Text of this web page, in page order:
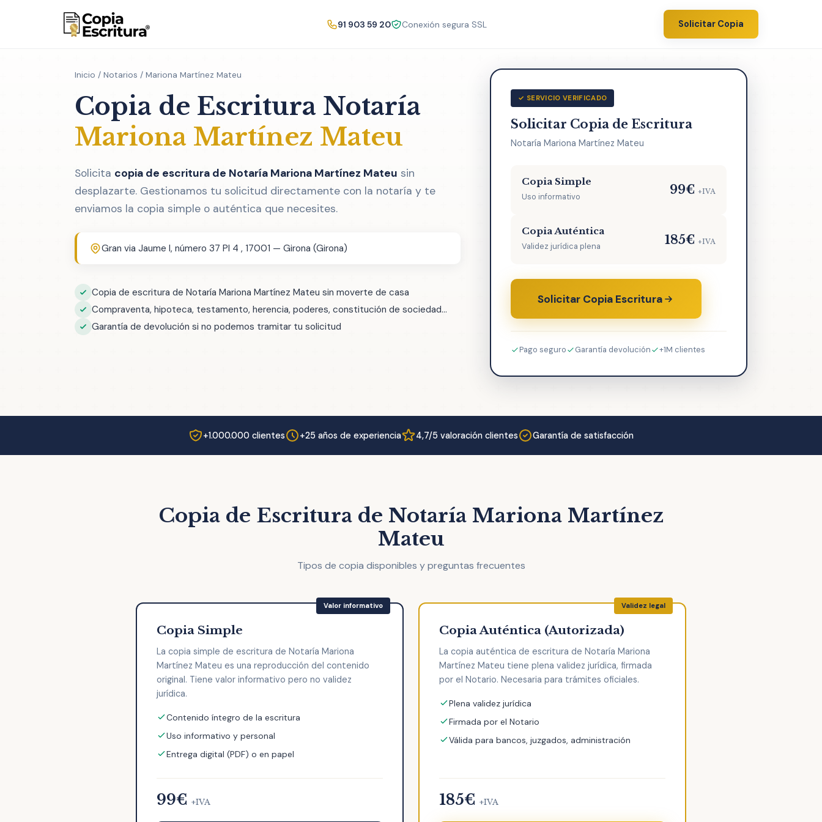
91 903 59 20 Conexión segura SSL Solicitar Copia
Inicio / Notarios / Mariona Martínez Mateu
Copia de Escritura Notaría
Mariona Martínez Mateu
Solicita copia de escritura de Notaría Mariona Martínez Mateu sin
desplazarte. Gestionamos tu solicitud directamente con la notaría y te
enviamos la copia simple o auténtica que necesites.
Gran via Jaume I, número 37 Pl 4 , 17001 — Girona (Girona)
Copia de escritura de Notaría Mariona Martínez Mateu sin moverte de casa
Compraventa, hipoteca, testamento, herencia, poderes, constitución de sociedad...
Garantía de devolución si no podemos tramitar tu solicitud
✓ SERVICIO VERIFICADO
Solicitar Copia de Escritura
Notaría Mariona Martínez Mateu
Copia Simple
Uso informativo 99€ +IVA
Copia Auténtica
Validez jurídica plena 185€ +IVA
Solicitar Copia Escritura
Pago seguro Garantía devolución +1M clientes
+1.000.000 clientes +25 años de experiencia 4,7/5 valoración clientes Garantía de satisfacción
Copia de Escritura de Notaría Mariona Martínez
Mateu
Tipos de copia disponibles y preguntas frecuentes
Copia Simple
La copia simple de escritura de Notaría Mariona
Martínez Mateu es una reproducción del contenido
original. Tiene valor informativo pero no validez
jurídica.
Contenido íntegro de la escritura
Uso informativo y personal
Entrega digital (PDF) o en papel
99€ +IVA
Copia Auténtica (Autorizada)
La copia auténtica de escritura de Notaría Mariona
Martínez Mateu tiene plena validez jurídica, firmada
por el Notario. Necesaria para trámites oficiales.
Plena validez jurídica
Firmada por el Notario
Válida para bancos, juzgados, administración
185€ +IVA